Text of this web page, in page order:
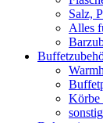
Salz,
Alles
Körbe